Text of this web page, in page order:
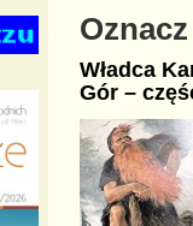
Władca
Gór –